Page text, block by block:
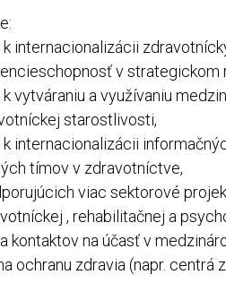
internacionalizácii
v strategickom
vytváraniu a využívaniu
starostlivosti,
internacionalizácii
tímov v zdravotníctve,
viac sektorové
, rehabilitačnej a
kontaktov na účasť v
ochranu zdravia (napr. centrá